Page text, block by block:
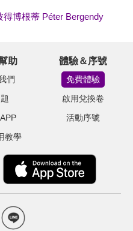
得博根蒂 Péter Bergendy
助
們
教學
體驗＆序號
免費體驗
啟用兌換卷
活動序號